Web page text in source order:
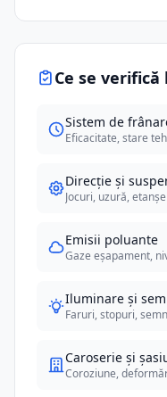
Ce se verifică
Sistem de
Eficacitate, stare
Direcție și
Jocuri, uzură,
Emisii poluante
Gaze eșapament,
Iluminare și
Faruri, stopuri,
Caroserie și
Coroziune,